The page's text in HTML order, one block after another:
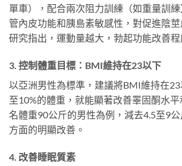
單車），配合兩次阻力訓練（如重量訓
管內皮功能和胰島素敏感性，對促進陰莖
研究指出，運動量越大，勃起功能改善程
3. 控制體重目標：BMI維持在23以下
以亞洲男性為標準，建議將BMI維持在
至10%的體重，就能顯著改善睪固酮水
名體重90公斤的男性為例，減去4.5至9
方面的明顯改善。
4. 改善睡眠質素